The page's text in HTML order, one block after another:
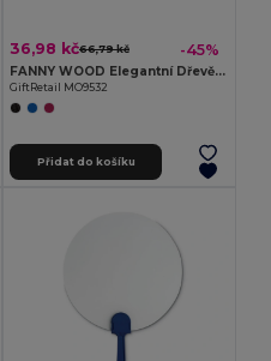
36,98 kč66,79 kč -45%
FANNY WOOD Elegantní Dřevěný Ruční Vějíř s Polyesterem
GiftRetail MO9532
Přidat do košíku